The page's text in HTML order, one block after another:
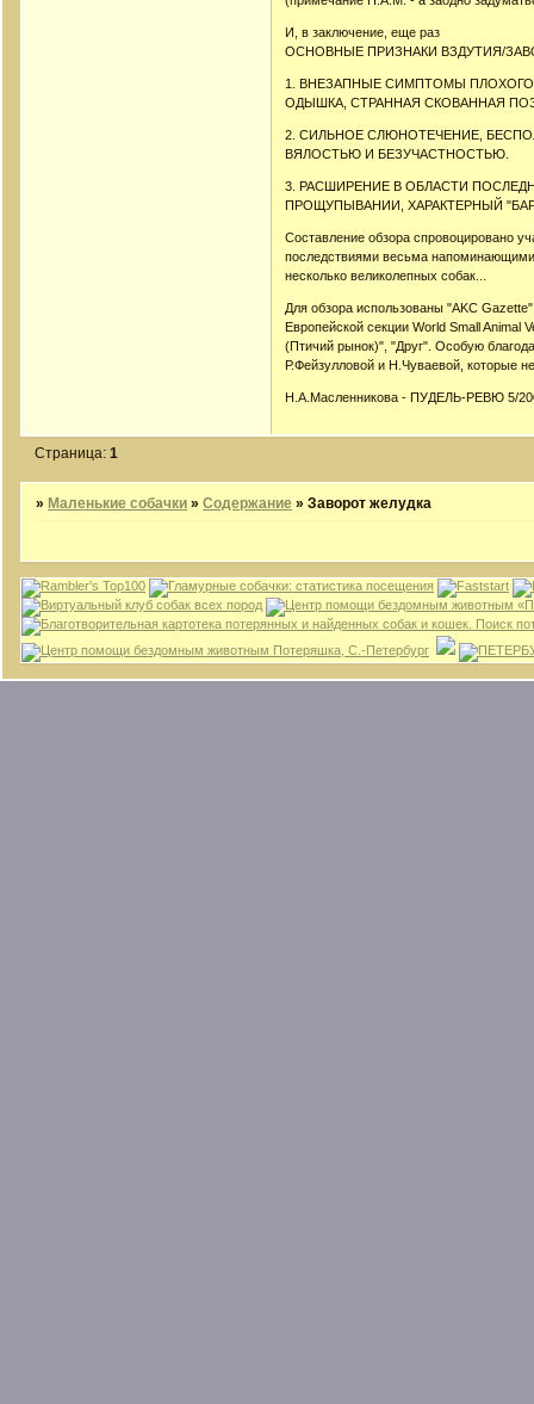
И, в заключение, еще раз
ОСНОВНЫЕ ПРИЗНАКИ ВЗДУТИЯ/
1. ВНЕЗАПНЫЕ СИМПТОМЫ
ОДЫШКА, СТРАННАЯ СКОВАННАЯ
2. СИЛЬНОЕ СЛЮНОТЕЧЕНИЕ,
ВЯЛОСТЬЮ И БЕЗУЧАСТНОСТЬЮ.
3. РАСШИРЕНИЕ В ОБЛАСТИ
ПРОЩУПЫВАНИИ, ХАРАКТЕРНЫЙ
Составление обзора спровоцировано
последствиями весьма напоминающими
несколько великолепных собак...
Для обзора использованы "AKC
Европейской секции World Small Animal
(Птичий рынок)", "Друг". Особую
Р.Фейзулловой и Н.Чуваевой, которые
Н.А.Масленникова - ПУДЕЛЬ-РЕВЮ 5/
Страница:1
» Маленькие собачки »Содержание »Заворот желудка